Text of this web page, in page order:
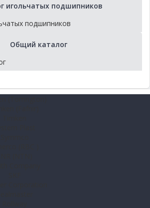
игольчатых подшипников
Общий каталог